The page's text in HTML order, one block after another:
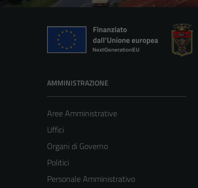
AMMINISTRAZIONE
Aree Amministrative
Uffici
Organi di Governo
Politici
Personale Amministrativo